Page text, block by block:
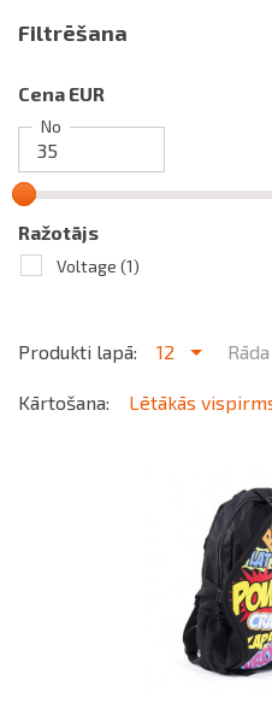
Filtrēšana
Cena EUR
No
Ražotājs
Voltage (1)
Produkti lapā: 12
Kārtošana: Lētākās